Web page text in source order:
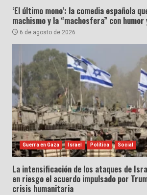
‘El último mono’: la comedia española
machismo y la “machosfera” con
6 de agosto de 2026
Guerra en Gaza Israel Política Social
La intensificación de los ataques de
en riesgo el acuerdo impulsado por
crisis humanitaria